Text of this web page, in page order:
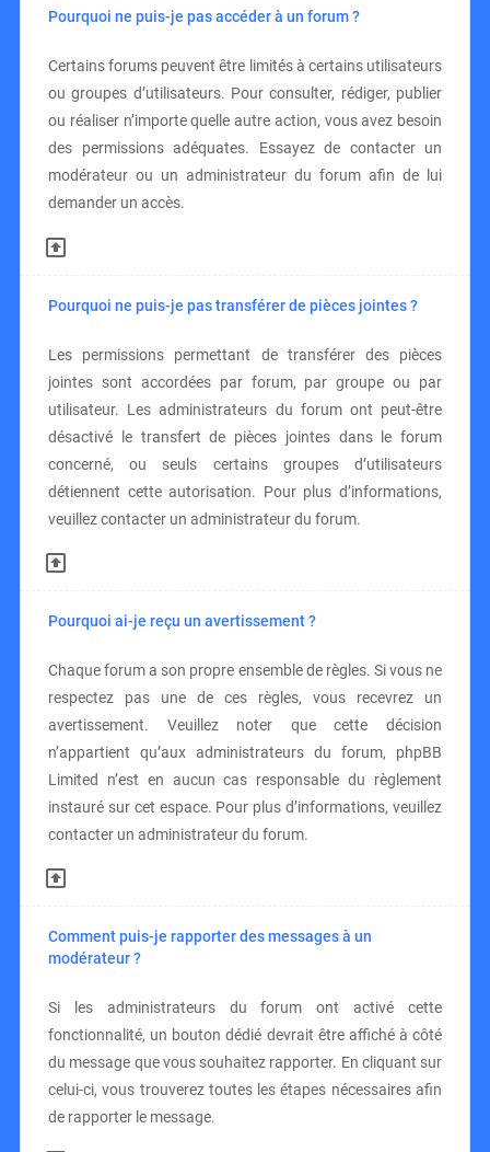
Pourquoi ne puis-je pas accéder à un forum ?
Certains forums peuvent être limités à certains utilisateurs
ou groupes d’utilisateurs. Pour consulter, rédiger, publier
ou réaliser n’importe quelle autre action, vous avez besoin
des permissions adéquates. Essayez de contacter un
modérateur ou un administrateur du forum afin de lui
demander un accès.
Pourquoi ne puis-je pas transférer de pièces jointes ?
Les permissions permettant de transférer des pièces
jointes sont accordées par forum, par groupe ou par
utilisateur. Les administrateurs du forum ont peut-être
désactivé le transfert de pièces jointes dans le forum
concerné, ou seuls certains groupes d’utilisateurs
détiennent cette autorisation. Pour plus d’informations,
veuillez contacter un administrateur du forum.
Pourquoi ai-je reçu un avertissement ?
Chaque forum a son propre ensemble de règles. Si vous ne
respectez pas une de ces règles, vous recevrez un
avertissement. Veuillez noter que cette décision
n’appartient qu’aux administrateurs du forum, phpBB
Limited n’est en aucun cas responsable du règlement
instauré sur cet espace. Pour plus d’informations, veuillez
contacter un administrateur du forum.
Comment puis-je rapporter des messages à un
modérateur ?
Si les administrateurs du forum ont activé cette
fonctionnalité, un bouton dédié devrait être affiché à côté
du message que vous souhaitez rapporter. En cliquant sur
celui-ci, vous trouverez toutes les étapes nécessaires afin
de rapporter le message.